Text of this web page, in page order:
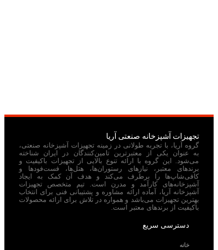
تجهیزات آشپزخانه صنعتی آریا
گروه آریا، با تجربه طولانی در زمینه تجهیزات آشپزخانه صنعتی،
به عنوان یکی از معتبرترین تامین‌کنندگان در ایران شناخته
می‌شود. این گروه با ارائه تنوع بالایی از تجهیزات باکیفیت و
برندهای معتبر، نیازهای رستوران‌ها، هتل‌ها، فست‌فودها و
کافی‌شاپ‌ها را برطرف می‌کند و هدف آن کمک به ایجاد
آشپزخانه‌های کارآمد و مدرن است. تیم متخصص تجهیزات
آشپزخانه آریا، آماده ارائه مشاوره و پشتیبانی فنی برای انتخاب
بهترین تجهیزات می‌باشد و همواره در تلاش برای ارائه محصولات
باکیفیت از برندهای معتبر است.
دسترسی سریع
خانه